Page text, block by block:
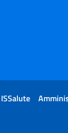
ISSalute